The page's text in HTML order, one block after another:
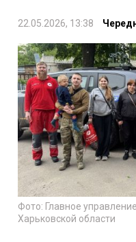
22.05.2026, 13:38
Фото: Главное
Харьковской области